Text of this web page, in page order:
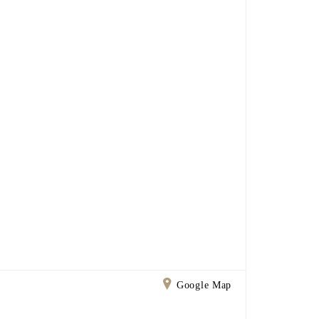
Google Map